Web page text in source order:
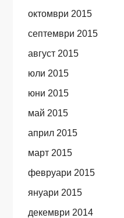
октомври 2015
септември 2015
август 2015
юли 2015
юни 2015
май 2015
април 2015
март 2015
февруари 2015
януари 2015
декември 2014